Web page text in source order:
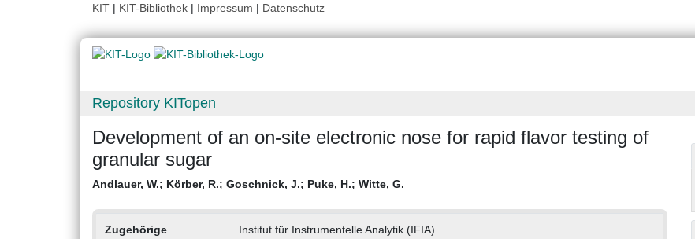
KIT | KIT-Bibliothek | Impressum | Datenschutz
Repository KITopen
Development of an on-site electronic nose for rapid flavor testing of
granular sugar
Andlauer, W.; Körber, R.; Goschnick, J.; Puke, H.; Witte, G.
Zugehörige
Institut für Instrumentelle Analytik (IFIA)